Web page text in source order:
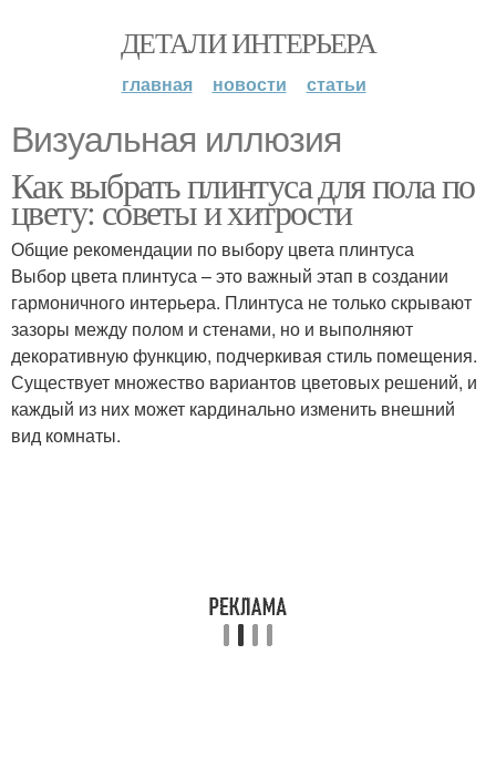
ДЕТАЛИ ИНТЕРЬЕРА
главная новости статьи
Визуальная иллюзия
Как выбрать плинтуса для пола по
цвету: советы и хитрости
Общие рекомендации по выбору цвета плинтуса
Выбор цвета плинтуса – это важный этап в создании
гармоничного интерьера. Плинтуса не только скрывают
зазоры между полом и стенами, но и выполняют
декоративную функцию, подчеркивая стиль помещения.
Существует множество вариантов цветовых решений, и
каждый из них может кардинально изменить внешний
вид комнаты.